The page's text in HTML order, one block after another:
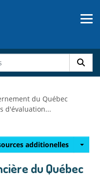
du Québec
d'évaluation...
additionelles
du Québec